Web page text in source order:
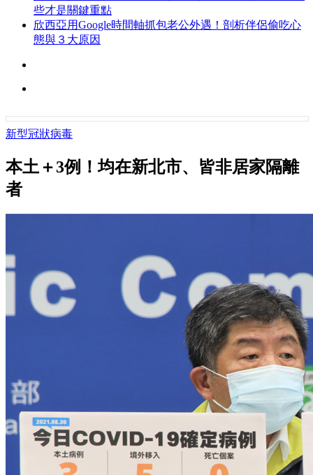
些才是關鍵重點
欣西亞用Google時間軸抓包老公外遇！剖析伴侶偷吃心
態與３大原因
新型冠狀病毒
本土＋3例！均在新北市、皆非居家隔離
者